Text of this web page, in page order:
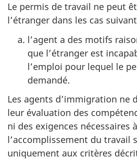
Le permis de travail ne peut
l’étranger dans les cas
l’agent a des motifs
que l’étranger est
l’emploi pour lequel le
demandé.
Les agents d’immigration ne
leur évaluation des
ni des exigences nécessaires à
l’accomplissement du travail
uniquement aux critères